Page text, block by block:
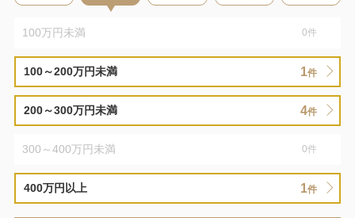
100万円未満 0件
100～200万円未満 1件
200～300万円未満 4件
300～400万円未満 0件
400万円以上 1件